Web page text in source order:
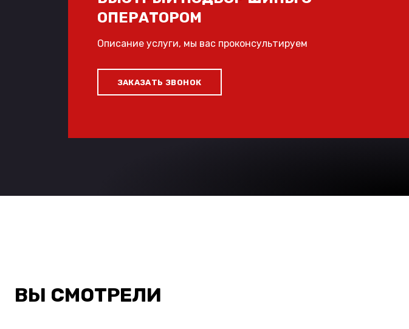
ОПЕРАТОРОМ
Описание услуги, мы вас проконсультируем
ЗАКАЗАТЬ ЗВОНОК
ВЫ СМОТРЕЛИ